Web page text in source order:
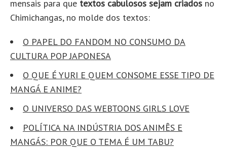
mensais para que textos cabulosos sejam criados no
Chimichangas, no molde dos textos:
O PAPEL DO FANDOM NO CONSUMO DA
CULTURA POP JAPONESA
O QUE É YURI E QUEM CONSOME ESSE TIPO DE
MANGÁ E ANIME?
O UNIVERSO DAS WEBTOONS GIRLS LOVE
POLÍTICA NA INDÚSTRIA DOS ANIMÊS E
MANGÁS: POR QUE O TEMA É UM TABU?